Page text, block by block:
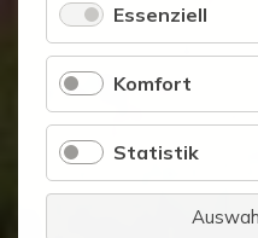
Essenziell
Komfort
Statistik